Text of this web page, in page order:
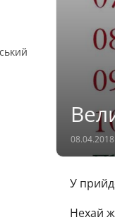
08.04.2018
У
Нехай